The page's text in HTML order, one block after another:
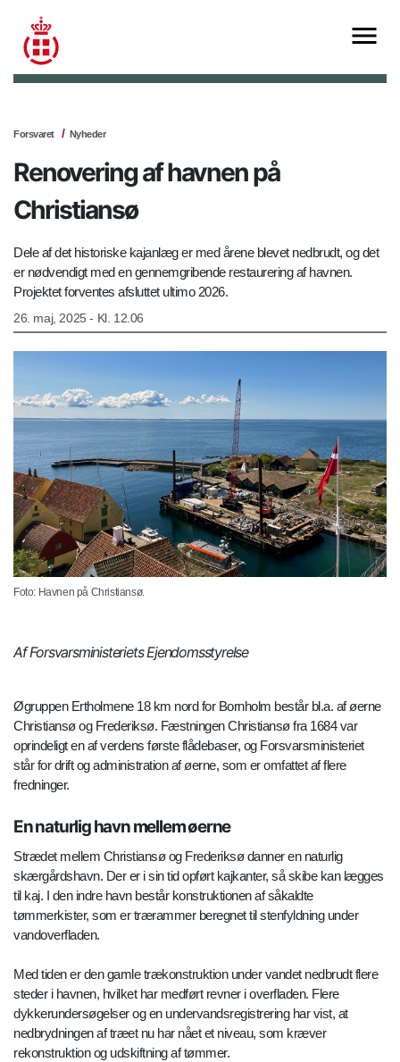
Forsvaret Nyheder
Renovering af havnen på
Christiansø
Dele af det historiske kajanlæg er med årene blevet nedbrudt, og det
er nødvendigt med en gennemgribende restaurering af havnen.
Projektet forventes afsluttet ultimo 2026.
26. maj, 2025 - Kl. 12.06
Foto: Havnen på Christiansø.
Af Forsvarsministeriets Ejendomsstyrelse
Øgruppen Ertholmene 18 km nord for Bornholm består bl.a. af øerne
Christiansø og Frederiksø. Fæstningen Christiansø fra 1684 var
oprindeligt en af verdens første flådebaser, og Forsvarsministeriet
står for drift og administration af øerne, som er omfattet af flere
fredninger.
En naturlig havn mellem øerne
Strædet mellem Christiansø og Frederiksø danner en naturlig
skærgårdshavn. Der er i sin tid opført kajkanter, så skibe kan lægges
til kaj. I den indre havn består konstruktionen af såkaldte
tømmerkister, som er trærammer beregnet til stenfyldning under
vandoverfladen.
Med tiden er den gamle trækonstruktion under vandet nedbrudt flere
steder i havnen, hvilket har medført revner i overfladen. Flere
dykkerundersøgelser og en undervandsregistrering har vist, at
nedbrydningen af træet nu har nået et niveau, som kræver
rekonstruktion og udskiftning af tømmer.